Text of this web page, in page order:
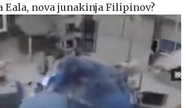
Eala, nova junakinja Filipinov?